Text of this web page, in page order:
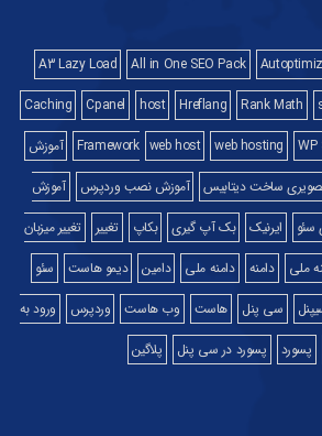
A3 Lazy Load All in One SEO Pack
Caching
Cpanel host Hreflang Rank Math
Framework web host web hosting WP
آموزش
ساخت دیتابیس آموزش نصب وردپرس
آموزش
سئو ایرنیک بک آپ گیری بکاپ تغییر
تغییر میزبان
ملی دامنه دامنه ملی دامین دیمو هاست
سئو
سی پنل هاست وب هاست وردپرس
ورود به
پسورد پسورد در سی پنل پلاگین